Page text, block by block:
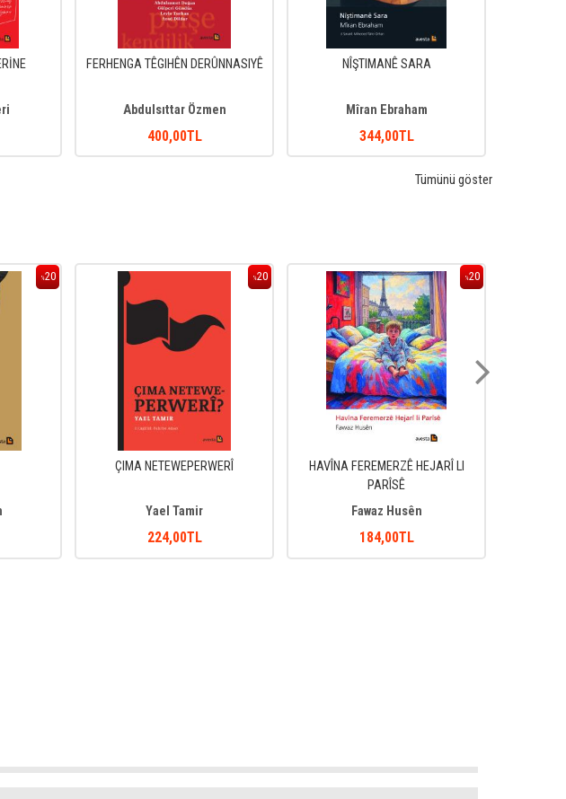
FERHENGA TÊGIHÊN DERÛNNASIYÊ
Abdulsıttar Özmen
400,00TL
NÎŞTIMANÊ SARA
Mîran Ebraham
344,00TL
Tümünü göster
%20 %20
ÇIMA NETEWEPERWERÎ
Yael Tamir
224,00TL
%20
HAVÎNA FEREMERZÊ HEJARÎ LI
PARÎSÊ
Fawaz Husên
184,00TL